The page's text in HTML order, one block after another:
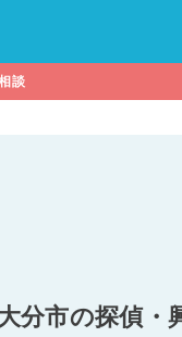
談
分市の探偵・